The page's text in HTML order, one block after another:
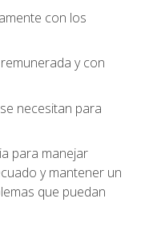
con los
y con
necesitan para
para manejar
y mantener un
que puedan